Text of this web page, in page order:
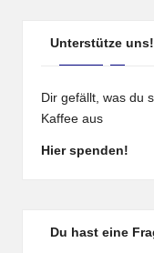
Unterstütze uns!
Dir gefällt, was du
Kaffee aus
Hier spenden!
Du hast eine